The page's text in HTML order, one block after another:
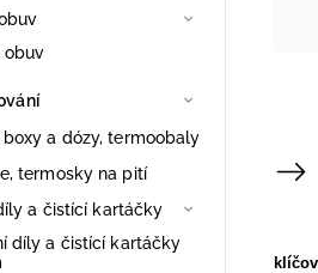
obuv
a dózy, termoobaly
termosky na pití
a čistící kartáčky
díly a čistící kartáčky